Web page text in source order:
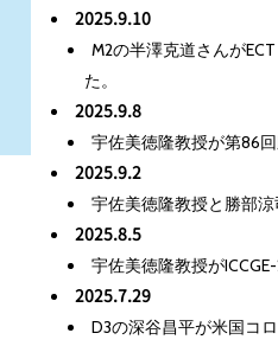
2025.9.10
M2の半澤克道さんが
た。
2025.9.8
宇佐美徳隆教授が第86
2025.9.2
宇佐美徳隆教授と勝部涼
2025.8.5
宇佐美徳隆教授が
2025.7.29
D3の深谷昌平が米国コ